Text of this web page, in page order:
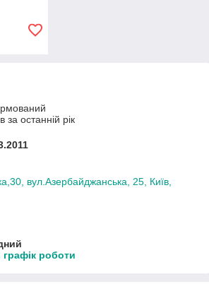
за останній рік
вул.Азербайджанська, 25, Київ,
роботи